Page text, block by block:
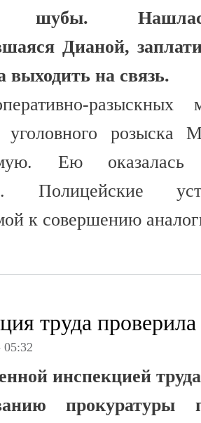
шубы.
Дианой,
выходить на связь.
разыскных
уголовного
Ею оказалась
Полицейские
к совершению
труда
05:32
инспекцией
прокуратуры